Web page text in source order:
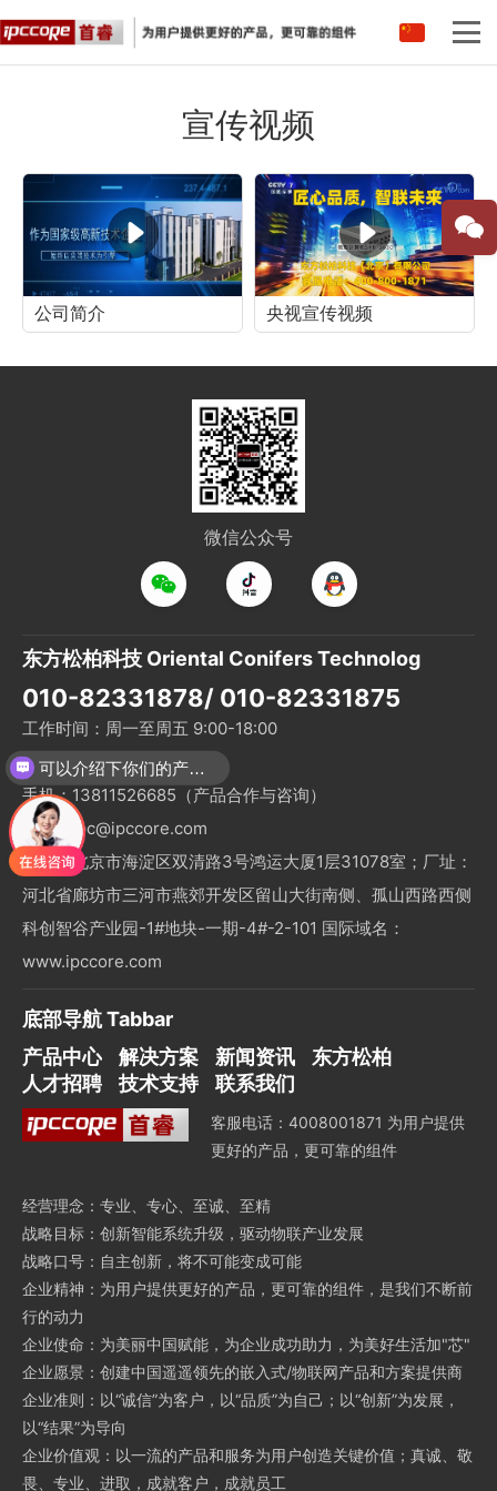
宣传视频
公司简介 央视宣传视频
微信公众号
东方松柏科技 Oriental Conifers Technolog
010-82331878/ 010-82331875
工作时间：周一至周五 9:00-18:00
联系人：Aaron解先生
手机：13811526685（产品合作与咨询）
邮件：ipc@ipccore.com
地址：北京市海淀区双清路3号鸿运大厦1层31078室；厂址：
河北省廊坊市三河市燕郊开发区留山大街南侧、孤山西路西侧
科创智谷产业园-1#地块-一期-4#-2-101 国际域名：
www.ipccore.com
底部导航 Tabbar
产品中心
解决方案 新闻资讯
东方松柏
人才招聘
技术支持 联系我们
客服电话：4008001871 为用户提供
更好的产品，更可靠的组件
经营理念：专业、专心、至诚、至精
战略目标：创新智能系统升级，驱动物联产业发展
战略口号：自主创新，将不可能变成可能
企业精神：为用户提供更好的产品，更可靠的组件，是我们不断前
行的动力
企业使命：为美丽中国赋能，为企业成功助力，为美好生活加"芯"
企业愿景：创建中国遥遥领先的嵌入式/物联网产品和方案提供商
企业准则：以“诚信”为客户，以“品质”为自己；以“创新”为发展，
以“结果”为导向
企业价值观：以一流的产品和服务为用户创造关键价值；真诚、敬
畏、专业、进取，成就客户，成就员工